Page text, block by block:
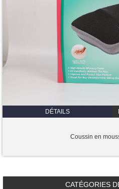
DÉTAILS
Coussin en
CATÉGORIES